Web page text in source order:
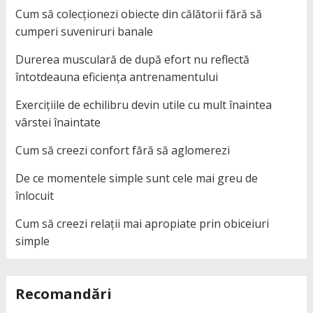
Cum să colecționezi obiecte din călătorii fără să
cumperi suveniruri banale
Durerea musculară de după efort nu reflectă
întotdeauna eficiența antrenamentului
Exercițiile de echilibru devin utile cu mult înaintea
vârstei înaintate
Cum să creezi confort fără să aglomerezi
De ce momentele simple sunt cele mai greu de
înlocuit
Cum să creezi relații mai apropiate prin obiceiuri
simple
Recomandări